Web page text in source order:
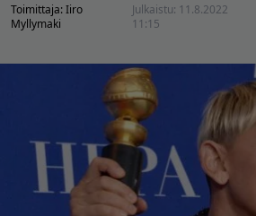
Toimittaja:Iiro
Myllymaki
Julkaistu: 11.8.2022
11:15